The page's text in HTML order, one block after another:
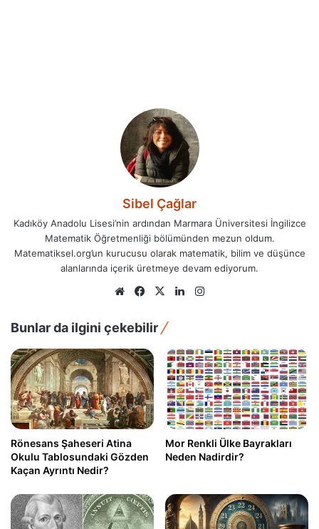
Sibel Çağlar
Kadıköy Anadolu Lisesi’nin ardından Marmara Üniversitesi İngilizce
Matematik Öğretmenliği bölümünden mezun oldum.
Matematiksel.org’un kurucusu olarak matematik, bilim ve düşünce
alanlarında içerik üretmeye devam ediyorum.
Web
Facebook
X LinkedIn
Bunlar da ilgini çekebilir
Rönesans Şaheseri Atina
Okulu Tablosundaki Gözden
Kaçan Ayrıntı Nedir?
Mor Renkli Ülke Bayrakları
Neden Nadirdir?